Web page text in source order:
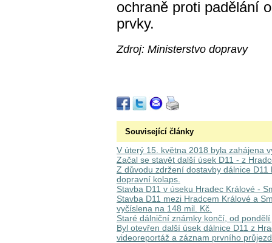
ochraně proti padělání
prvky.
Zdroj: Ministerstvo dopravy
Související články
V úterý 15. května 2018 byla zahájena
Začal se stavět další úsek D11 - z
Z důvodu zdržení dostavby dálnice
dopravní kolaps.
Stavba D11 v úseku Hradec Králové -
Stavba D11 mezi Hradcem Králové a
vyčíslena na 148 mil. Kč.
Staré dálniční známky končí, od
Byl otevřen další úsek dálnice D11 z
videoreportáž a záznam prvního